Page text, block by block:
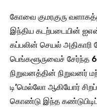
கோவை குமரகுரு
இந்திய கடற்படையின்
கப்பலின் செயல் அதிகாரி
பெங்களூருவைச் சேர்ந்த
நிறுவனத்தின் நிறுவனர்
டி’மெல்லோ ஆகியோர்
கொண்டு இந்த